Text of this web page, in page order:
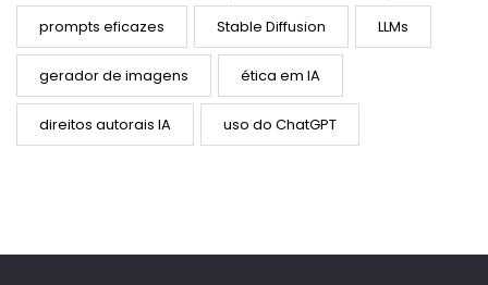
prompts eficazes Stable Diffusion LLMs
gerador de imagens ética em IA
direitos autorais IA uso do ChatGPT